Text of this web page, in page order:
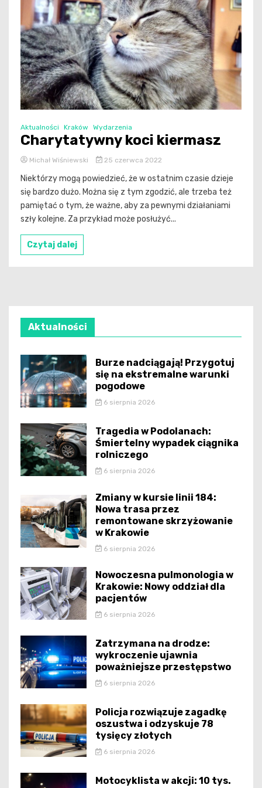
Aktualności Kraków Wydarzenia
Charytatywny koci kiermasz
Michał Wiśniewski 25 czerwca 2022
Niektórzy mogą powiedzieć, że w ostatnim czasie dzieje
się bardzo dużo. Można się z tym zgodzić, ale trzeba też
pamiętać o tym, że ważne, aby za pewnymi działaniami
szły kolejne. Za przykład może posłużyć...
Czytaj dalej
Aktualności
Burze nadciągają! Przygotuj
się na ekstremalne warunki
pogodowe
6 sierpnia 2026
Tragedia w Podolanach:
Śmiertelny wypadek ciągnika
rolniczego
6 sierpnia 2026
Zmiany w kursie linii 184:
Nowa trasa przez
remontowane skrzyżowanie
w Krakowie
6 sierpnia 2026
Nowoczesna pulmonologia w
Krakowie: Nowy oddział dla
pacjentów
6 sierpnia 2026
Zatrzymana na drodze:
wykroczenie ujawnia
poważniejsze przestępstwo
6 sierpnia 2026
Policja rozwiązuje zagadkę
oszustwa i odzyskuje 78
tysięcy złotych
6 sierpnia 2026
Motocyklista w akcji: 10 tys.